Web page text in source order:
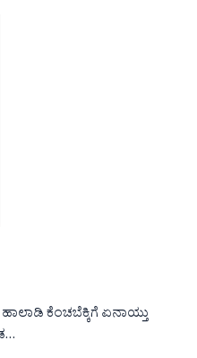
ಕೆಂಚಬೆಕ್ಕಿಗೆ ಏನಾಯ್ತು